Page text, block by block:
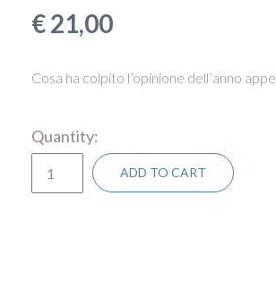
€21,00
Cosa ha colpito l’opinione dell’anno
Quantity
ADD TO CART